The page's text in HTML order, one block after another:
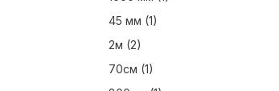
45 мм (1)
2м (2)
70см (1)